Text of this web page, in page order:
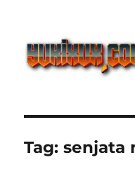
Paling Seru
Tag:senjata